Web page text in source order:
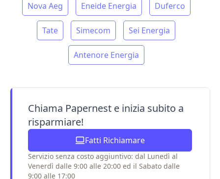
Nova Aeg Eneide Energia Duferco
Tate Simecom Sei Energia
Antenore Energia
Chiama Papernest e inizia subito a
risparmiare!
Fatti Richiamare
Servizio senza costo aggiuntivo: dal Lunedì al
Venerdì dalle 9:00 alle 20:00 ed il Sabato dalle
9:00 alle 17:00